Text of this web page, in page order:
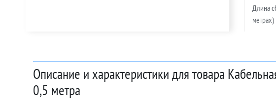
Длина
метрах)
Описание и характеристики для товара
0,5 метра